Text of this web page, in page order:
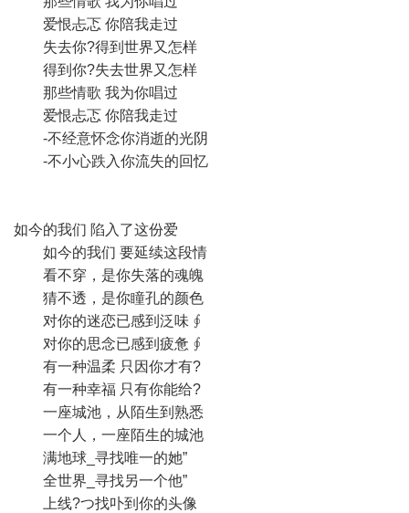
爱恨忐忑 你陪我走过
失去你?得到世界又怎样
得到你?失去世界又怎样
那些情歌 我为你唱过
爱恨忐忑 你陪我走过
-不经意怀念你消逝的光阴
-不小心跌入你流失的回忆
如今的我们 陷入了这份爱
如今的我们 要延续这段情
看不穿，是你失落的魂魄
猜不透，是你瞳孔的颜色
对你的迷恋已感到泛味 ∮
对你的思念已感到疲惫 ∮
有一种温柔 只因你才有?
有一种幸福 只有你能给?
一座城池，从陌生到熟悉
一个人，一座陌生的城池
满地球_寻找唯一的她”
全世界_寻找另一个他”
上线?つ找卟到你的头像